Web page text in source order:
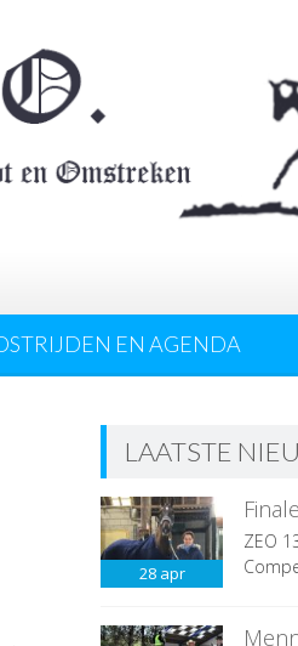
EN AGENDA
LAATSTE
28 apr
ZEO